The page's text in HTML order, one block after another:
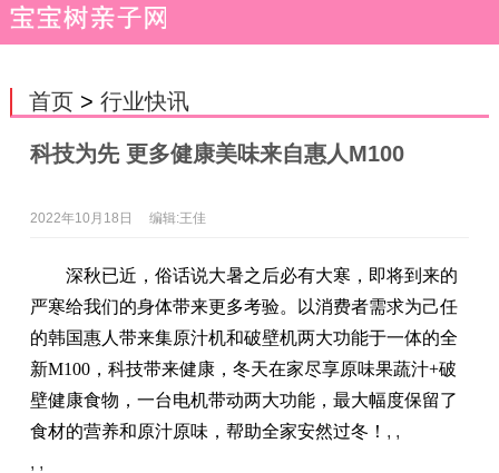
首页> 行业快讯
科技为先 更多健康美味来自惠人M100
2022年10月18日 编辑:王佳
深秋已近，俗话说大暑之后必有大寒，即将到来的
严寒给我们的身体带来更多考验。以消费者需求为己任
的韩国惠人带来集原汁机和破壁机两大功能于一体的全
新M100，科技带来健康，冬天在家尽享原味果蔬汁+破
壁健康食物，一台电机带动两大功能，最大幅度保留了
食材的营养和原汁原味，帮助全家安然过冬！ , ,
, ,